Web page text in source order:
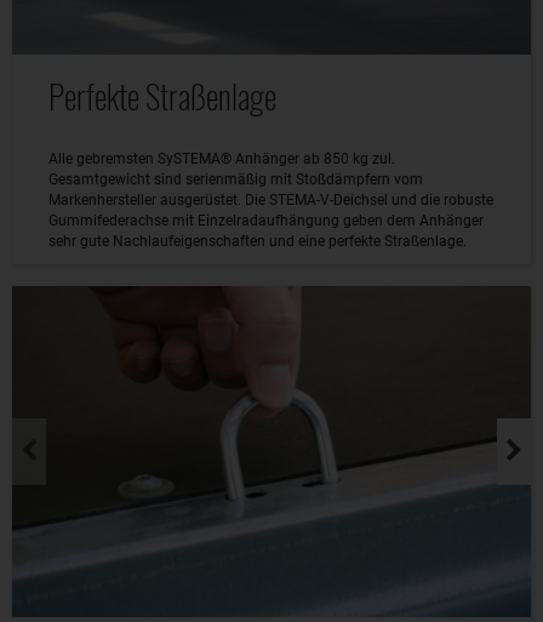
Perfekte Straßenlage
Alle gebremsten SySTEMA® Anhänger ab 850 kg zul.
Gesamtgewicht sind serienmäßig mit Stoßdämpfern vom
Markenhersteller ausgerüstet. Die STEMA-V-Deichsel und die robuste
Gummifederachse mit Einzelradaufhängung geben dem Anhänger
sehr gute Nachlaufeigenschaften und eine perfekte Straßenlage.